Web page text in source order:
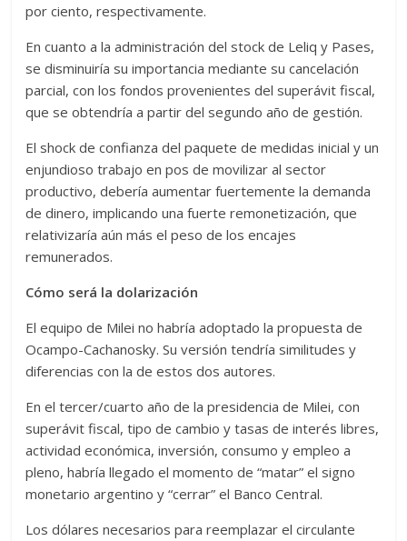
por ciento, respectivamente.
En cuanto a la administración del stock de Leliq y Pases,
se disminuiría su importancia mediante su cancelación
parcial, con los fondos provenientes del superávit fiscal,
que se obtendría a partir del segundo año de gestión.
El shock de confianza del paquete de medidas inicial y un
enjundioso trabajo en pos de movilizar al sector
productivo, debería aumentar fuertemente la demanda
de dinero, implicando una fuerte remonetización, que
relativizaría aún más el peso de los encajes
remunerados.
Cómo será la dolarización
El equipo de Milei no habría adoptado la propuesta de
Ocampo-Cachanosky. Su versión tendría similitudes y
diferencias con la de estos dos autores.
En el tercer/cuarto año de la presidencia de Milei, con
superávit fiscal, tipo de cambio y tasas de interés libres,
actividad económica, inversión, consumo y empleo a
pleno, habría llegado el momento de “matar” el signo
monetario argentino y “cerrar” el Banco Central.
Los dólares necesarios para reemplazar el circulante